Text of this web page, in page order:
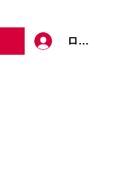
ログイン